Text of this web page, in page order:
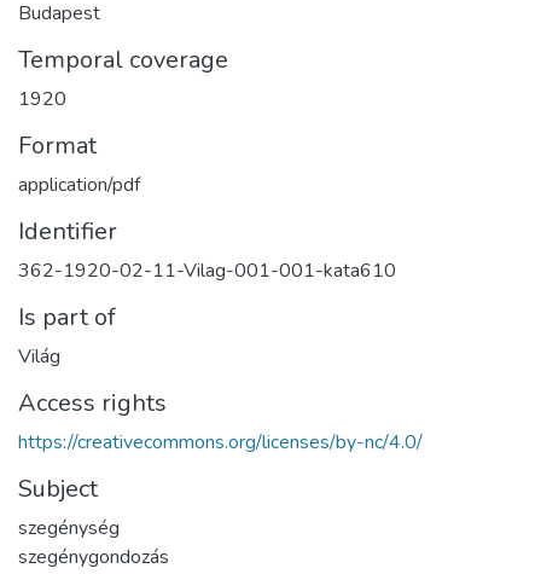
Budapest
Temporal coverage
1920
Format
application/pdf
Identifier
362-1920-02-11-Vilag-001-001-kata610
Is part of
Világ
Access rights
https://creativecommons.org/licenses/by-nc/4.0/
Subject
szegénység
szegénygondozás